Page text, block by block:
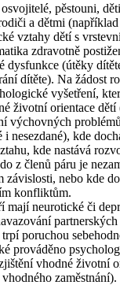
pěstouni,
a dětmi
vztahy dětí s
zdravotně
dysfunkce (útěky
dítěte). Na žádost
vyšetření,
životní orientace
výchovných
i nesezdané), kde
kde nastává
z členů páru je
závislosti, nebo kde
konfliktům.
mají neurotické či
poruchou
prováděno
vhodné životní
zaměstnání).